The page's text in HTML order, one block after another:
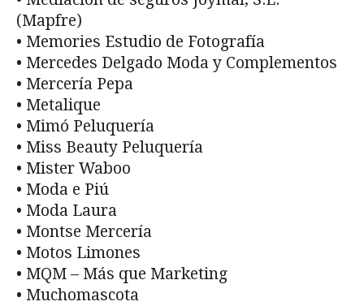
(Mapfre)
• Memories Estudio de Fotografía
• Mercedes Delgado Moda y Complementos
• Mercería Pepa
• Metalique
• Mimó Peluquería
• Miss Beauty Peluquería
• Mister Waboo
• Moda e Piú
• Moda Laura
• Montse Mercería
• Motos Limones
• MQM – Más que Marketing
• Muchomascota